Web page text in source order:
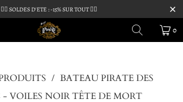
🏴‍☠️ SOLDES D'ETE : -15% SUR TOUT 🏴‍☠️
0
/ BATEAU PIRATE DES
- VOILES NOIR TÊTE DE MORT